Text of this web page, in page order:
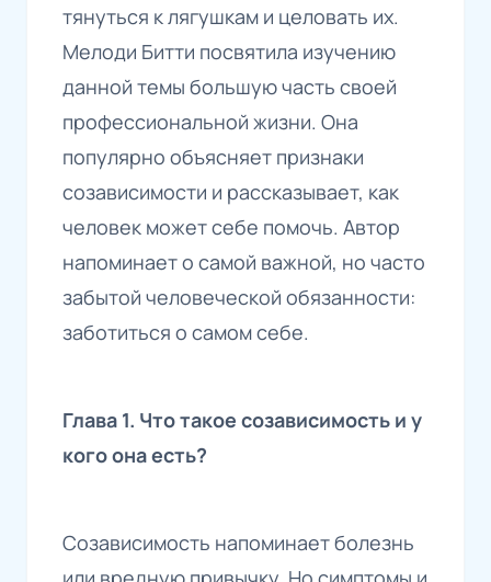
тянуться к лягушкам и целовать их.
Мелоди Битти посвятила изучению
данной темы большую часть своей
профессиональной жизни. Она
популярно объясняет признаки
созависимости и рассказывает, как
человек может себе помочь. Автор
напоминает о самой важной, но часто
забытой человеческой обязанности:
заботиться о самом себе.
Глава 1. Что такое созависимость и у
кого она есть?
Созависимость напоминает болезнь